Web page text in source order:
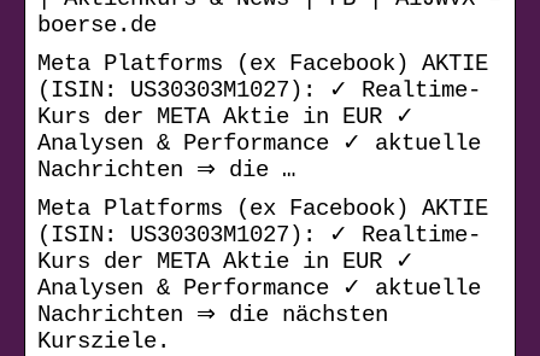
boerse.de
Meta Platforms (ex Facebook) AKTIE
(ISIN: US30303M1027): ✓ Realtime-
Kurs der META Aktie in EUR ✓
Analysen & Performance ✓ aktuelle
Nachrichten ⇒ die …
Meta Platforms (ex Facebook) AKTIE
(ISIN: US30303M1027): ✓ Realtime-
Kurs der META Aktie in EUR ✓
Analysen & Performance ✓ aktuelle
Nachrichten ⇒ die nächsten
Kursziele.